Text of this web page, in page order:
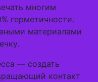
многим
герметичности.
материалами
— создать
контакт